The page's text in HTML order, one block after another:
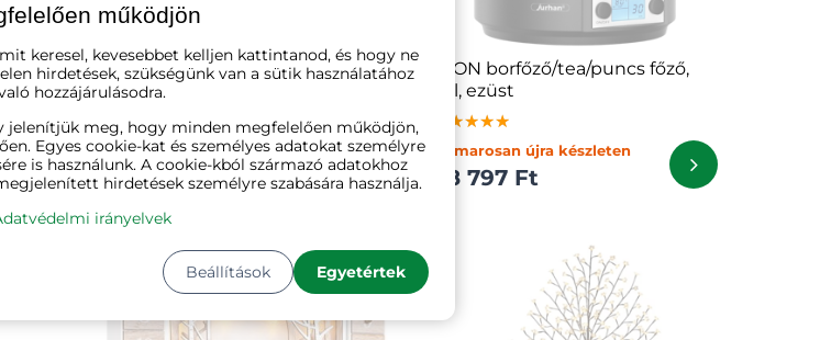
COZY borfőző/tea, 8,8l, ezüst
★★★★★
★★★★★
★★★★★
Hamarosan újra készleten
23 980 Ft
DION borfőző/tea/puncs főző,
28l, ezüst
★★★★★
★★★★★
★★★★★
Hamarosan újra készleten
38 797 Ft
működjön
keresel, kevesebbet kelljen kattintanod, és hogy ne
hirdetések, szükségünk van a sütik használatához
hozzájárulásodra.
jelenítjük meg, hogy minden megfelelően működjön,
Egyes cookie-kat és személyes adatokat személyre
is használunk. A cookie-kból származó adatokhoz
hirdetések személyre szabására használja.
irányelvek
Beállítások Egyetértek